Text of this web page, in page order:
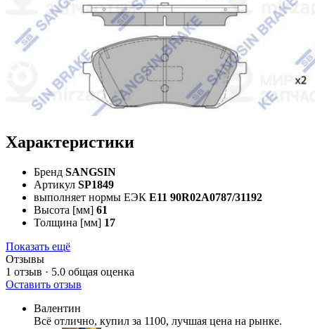
Характеристики
Бренд SANGSIN
Артикул SP1849
выполняет нормы ЕЭК E11 90R02A0787/31192
Высота [мм] 61
Толщина [мм] 17
Показать ещё
Отзывы
1 отзыв · 5.0 общая оценка
Оставить отзыв
Валентин
Всё отлично, купил за 1100, лучшая цена на рынке.